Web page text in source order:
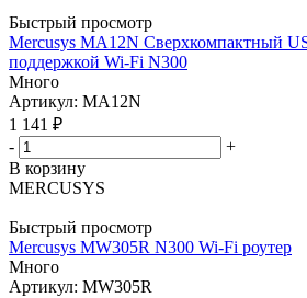
Быстрый просмотр
Mercusys MA12N Сверхкомпактный
поддержкой Wi-Fi N300
Много
Артикул: MA12N
1 141 ₽
-
+
В корзину
MERCUSYS
Быстрый просмотр
Mercusys MW305R N300 Wi-Fi роутер
Много
Артикул: MW305R